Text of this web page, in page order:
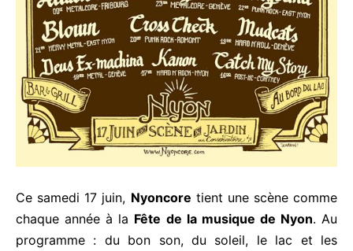
Ce samedi 17 juin, Nyoncore tient une scène comme
chaque année à la Fête de la musique de Nyon. Au
programme : du bon son, du soleil, le lac et les